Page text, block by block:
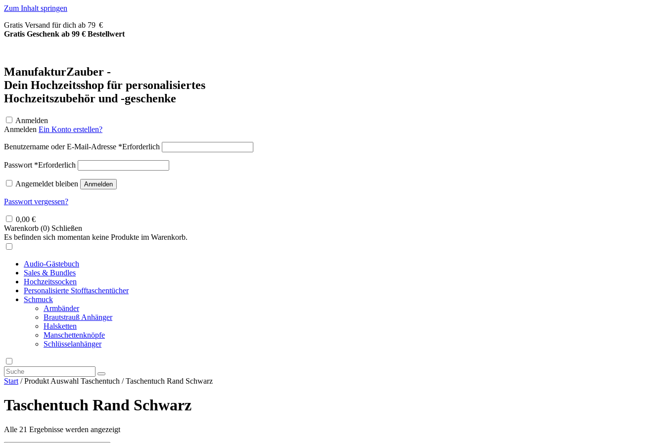
Zum Inhalt springen
Gratis Versand für dich ab 79 €
Gratis Geschenk ab 99 € Bestellwert
ManufakturZauber -
Dein Hochzeitsshop für personalisiertes
Hochzeitszubehör und -geschenke
Anmelden
Anmelden Ein Konto erstellen?
Benutzername oder E-Mail-Adresse *Erforderlich
Passwort *Erforderlich
Angemeldet bleiben Anmelden
Passwort vergessen?
0,00 €
Warenkorb (0) Schließen
Es befinden sich momentan keine Produkte im Warenkorb.
Audio-Gästebuch
Sales & Bundles
Hochzeitssocken
Personalisierte Stofftaschentücher
Schmuck
Armbänder
Brautstrauß Anhänger
Halsketten
Manschettenknöpfe
Schlüsselanhänger
Start / Produkt Auswahl Taschentuch / Taschentuch Rand Schwarz
Taschentuch Rand Schwarz
Alle 21 Ergebnisse werden angezeigt